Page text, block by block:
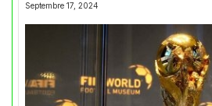
Septembre 17, 2024